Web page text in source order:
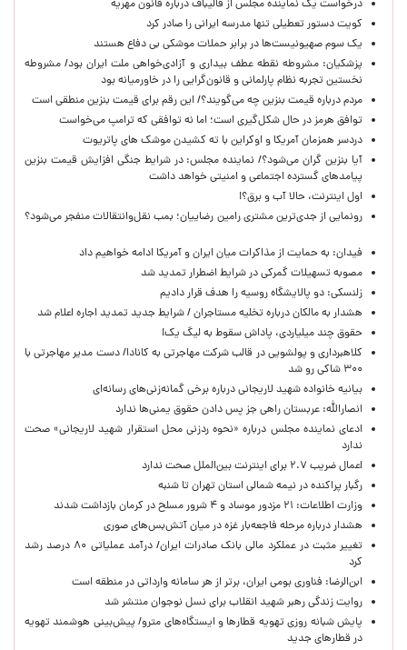
درخواست یک نماینده مجلس از قالیباف درباره قانون مهریه
کویت دستور تعطیلی تنها مدرسه ایرانی را صادر کرد
یک‌ سوم صهیونیست‌ها در برابر حملات موشکی بی دفاع هستند
پزشکیان: مشروطه نقطه عطف بیداری و آزادی‌خواهی ملت ایران بود/ مشروطه
نخستین تجربه نظام پارلمانی و قانون‌گرایی را در خاورمیانه بود
مردم درباره قیمت بنزین چه می‌گویند؟/ این رقم برای قیمت بنزین منطقی است
توافق هرمز در حال شکل‌گیری است؛ اما نه توافقی که ترامپ می‌خواست
دردسر همزمان آمریکا و اوکراین با ته کشیدن موشک های پاتریوت
آیا بنزین گران می‌شود؟/ نماینده مجلس: در شرایط جنگی افزایش قیمت بنزین
پیامدهای گسترده اجتماعی و امنیتی خواهد داشت
اول اینترنت، حالا آب و برق؟!
رونمایی از جدی‌ترین مشتری رامین رضاییان؛ بمب نقل‌وانتقالات منفجر می‌شود؟
فیدان: به حمایت از مذاکرات میان ایران و آمریکا ادامه خواهیم داد
مصوبه تسهیلات گمرکی در شرایط اضطرار تمدید شد
زلنسکی: دو پالایشگاه روسیه را هدف قرار دادیم
هشدار به مالکان درباره تخلیه مستاجران / شرایط جدید تمدید اجاره اعلام شد
حقوق چند میلیاردی، پاداش سقوط به لیگ یک!
کلاهبرداری و پولشویی در قالب شرکت مهاجرتی به کانادا/ دست مدیر مهاجرتی با
۳۰۰ شاکی رو شد
بیانیه خانواده شهید لاریجانی درباره برخی گمانه‌زنی‌های رسانه‌ای
انصارالله: عربستان راهی جز پس دادن حقوق یمنی‌ها ندارد
ادعای نماینده مجلس درباره «نحوه ردزنی محل استقرار شهید لاریجانی» صحت
ندارد
اعمال ضریب ۲.۷ برای اینترنت بین‌الملل صحت ندارد
رگبار پراکنده در نیمه شمالی استان تهران تا شنبه
وزارت اطلاعات: ۲۱ مزدور موساد و ۴ شرور مسلح در کرمان بازداشت شدند
هشدار درباره مرحله فاجعه‌بار غزه در میان آتش‌بس‌های صوری
تغییر مثبت در عملکرد مالی بانک صادرات ایران/ درآمد عملیاتی ۸۰ درصد رشد
کرد
ابن‌الرضا: فناوری بومی ایران، برتر از هر سامانه وارداتی در منطقه است
روایت زندگی رهبر شهید انقلاب برای نسل نوجوان منتشر شد
پایش شبانه روزی تهویه قطارها و ایستگاه‌های مترو/ پیش‌بینی هوشمند تهویه
در قطارهای جدید